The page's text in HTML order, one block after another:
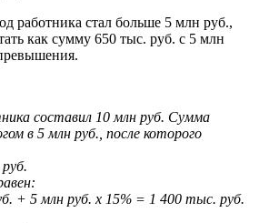
работника стал больше 5 млн руб.,
как сумму 650 тыс. руб. с 5 млн
составил 10 млн руб. Сумма
в 5 млн руб., после которого
+ 5 млн руб. х 15% = 1 400 тыс. руб.